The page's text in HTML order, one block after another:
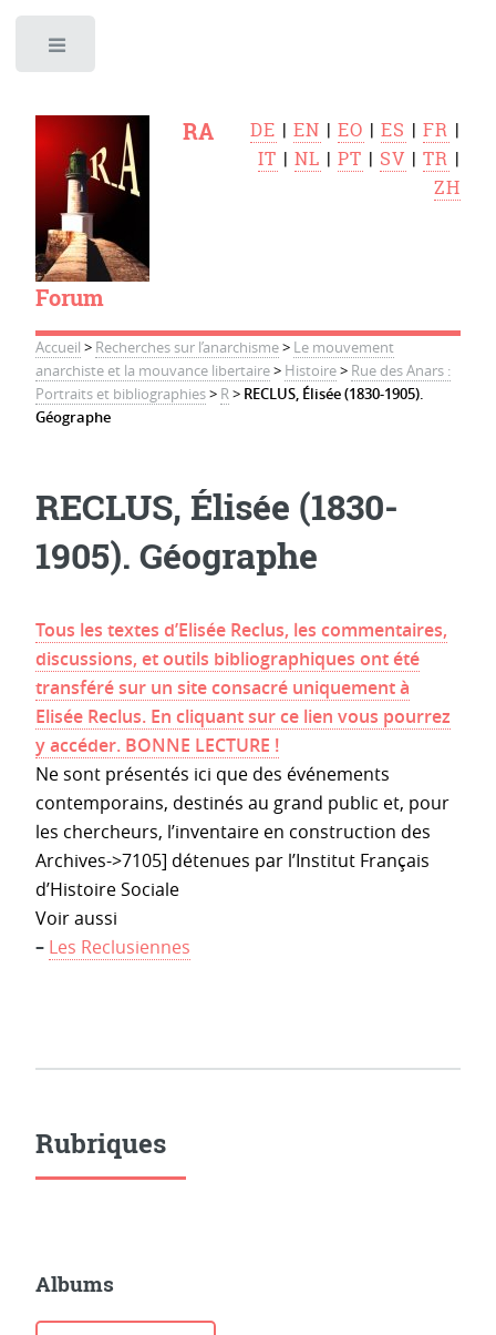
RA
Forum
DE |EN |EO |ES |FR |
IT |NL |PT | SV |TR |
ZH
Accueil > Recherches sur l’anarchisme> Le mouvement
anarchiste et la mouvance libertaire> Histoire> Rue des Anars :
Portraits et bibliographies> R> RECLUS, Élisée (1830-1905).
Géographe
RECLUS, Élisée (1830-
1905). Géographe
Tous les textes d’Elisée Reclus, les commentaires,
discussions, et outils bibliographiques ont été
transféré sur un site consacré uniquement à
Elisée Reclus. En cliquant sur ce lien vous pourrez
y accéder. BONNE LECTURE !
Ne sont présentés ici que des événements
contemporains, destinés au grand public et, pour
les chercheurs, l’inventaire en construction des
Archives->7105] détenues par l’Institut Français
d’Histoire Sociale
Voir aussi
– Les Reclusiennes
Rubriques
Albums